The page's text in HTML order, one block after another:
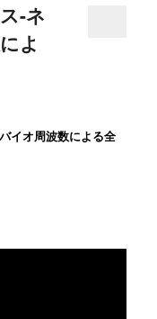
-ネ
よ
イオ周波数による全